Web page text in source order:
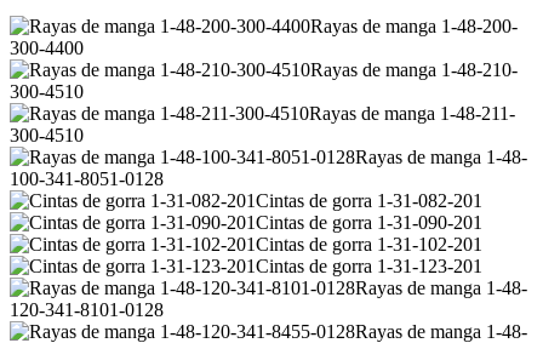
Rayas de manga 1-48-200-
300-4400
Rayas de manga 1-48-210-
300-4510
Rayas de manga 1-48-211-
300-4510
Rayas de manga 1-48-
100-341-8051-0128
Cintas de gorra 1-31-082-201
Cintas de gorra 1-31-090-201
Cintas de gorra 1-31-102-201
Cintas de gorra 1-31-123-201
Rayas de manga 1-48-
120-341-8101-0128
Rayas de manga 1-48-